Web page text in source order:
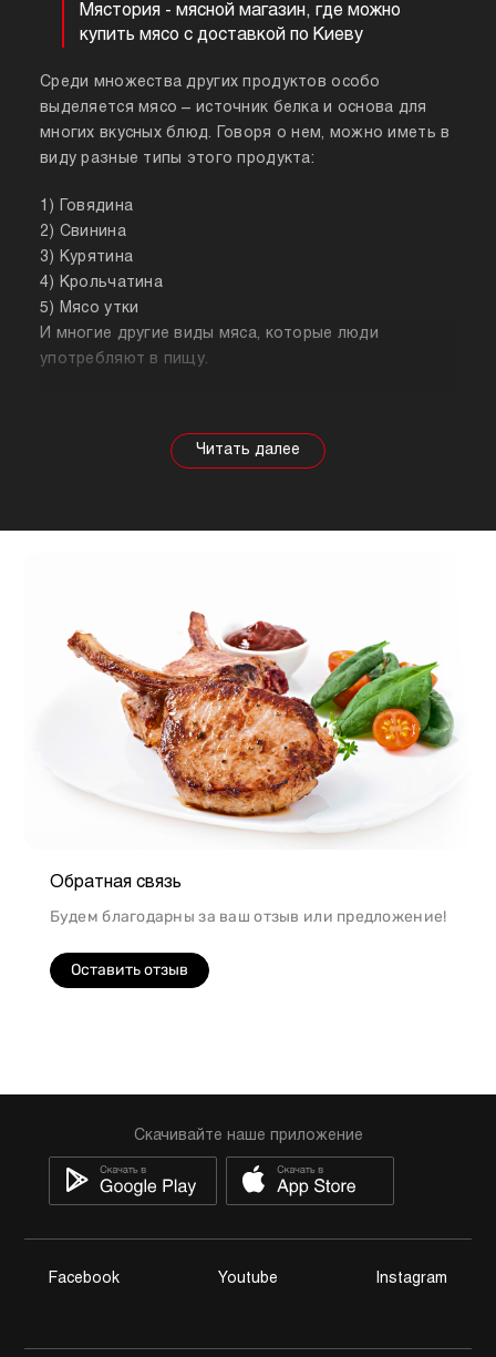
Мястория - мясной магазин, где можно
купить мясо с доставкой по Киеву
Среди множества других продуктов особо
выделяется мясо – источник белка и основа для
многих вкусных блюд. Говоря о нем, можно иметь в
виду разные типы этого продукта:
1) Говядина
2) Свинина
3) Курятина
4) Крольчатина
5) Мясо утки
И многие другие виды мяса, которые люди
употребляют в пищу.
полезных свойствах. Важно понимать, что в
зависимости от животного свойства продукта
подходит для шашлыка, а мясо перепела отлично
Обратная связь
Будем благодарны за ваш отзыв или предложение!
Оставить отзыв
Скачивайте наше приложение
Facebook Youtube Instagram